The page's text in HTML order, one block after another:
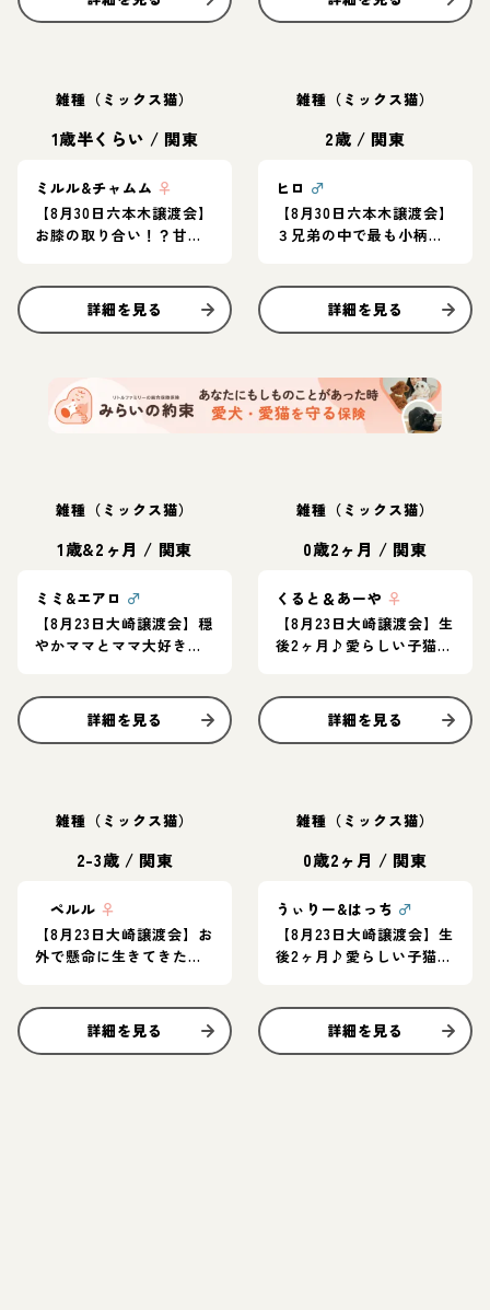
雑種（ミックス猫）
1歳半くらい / 関東
ミルル&チャムム ♀
【8月30日六本木譲渡会】
お膝の取り合い！？甘え
詳細を見る
雑種（ミックス猫）
2歳 / 関東
ヒロ ♂
【8月30日六本木譲渡会】
３兄弟の中で最も小柄で
詳細を見る
雑種（ミックス猫）
1歳&2ヶ月 / 関東
ミミ&エアロ ♂
【8月23日大崎譲渡会】穏
やかママとママ大好きな
詳細を見る
雑種（ミックス猫）
0歳2ヶ月 / 関東
くると＆あーや ♀
【8月23日大崎譲渡会】生
後2ヶ月♪愛らしい子猫ペ
詳細を見る
雑種（ミックス猫）
2-3歳 / 関東
ペルル ♀
【8月23日大崎譲渡会】お
外で懸命に生きてきた女
詳細を見る
雑種（ミックス猫）
0歳2ヶ月 / 関東
うぃりー&はっち ♂
【8月23日大崎譲渡会】生
後2ヶ月♪愛らしい子猫ペ
詳細を見る